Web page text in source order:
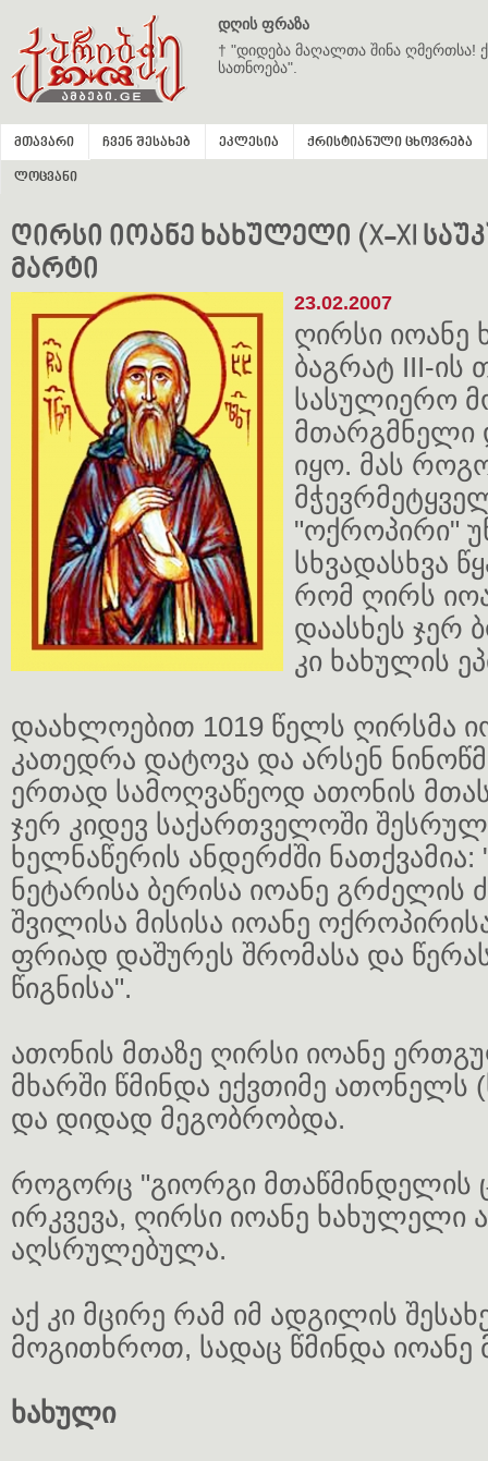
დღის ფრაზა
† "დიდება მაღალთა შინა ღმერთსა!
სათნოება".
მთავარი ჩვენ შესახებ ეკლესია ქრისტიანული ცხოვრება
ლოცვანი
ღირსი იოანე ხახულელი (X-XI
მარტი
23.02.2007
ღირსი იოანე
ბაგრატ III-ის
სასულიერო
მთარგმნელი
იყო. მას
"ოქროპირი"
სხვადასხვა
რომ ღირს
დაასხეს ჯერ
კი ხახულის
დაახლოებით 1019 წელს ღირსმა
კათედრა დატოვა და არსენ
ერთად სამოღვაწეოდ ათონის
ჯერ კიდევ საქართველოში
ხელნაწერის ანდერძში
ნეტარისა ბერისა იოანე გრძელის
შვილისა მისისა იოანე
ფრიად დაშურეს შრომასა და
წიგნისა".
ათონის მთაზე ღირსი იოანე
მხარში წმინდა ექვთიმე ათონელს
და დიდად მეგობრობდა.
როგორც "გიორგი მთაწმინდელის
ირკვევა, ღირსი იოანე ხახულელი
აღსრულებულა.
აქ კი მცირე რამ იმ ადგილის
მოგითხროთ, სადაც წმინდა იოანე
ხახული